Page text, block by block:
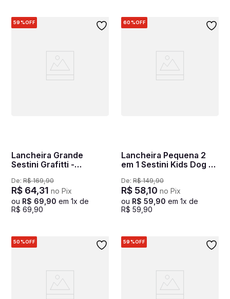
59%OFF
Lancheira Grande
Sestini Grafitti -
De: R$ 169,90
R$ 64,31 no Pix
ou R$ 69,90 em 1x de
R$ 69,90
60%OFF
Lancheira Pequena 2
em 1 Sestini Kids Dog 3
De: R$ 149,90
R$ 58,10 no Pix
ou R$ 59,90 em 1x de
R$ 59,90
50%OFF 59%OFF